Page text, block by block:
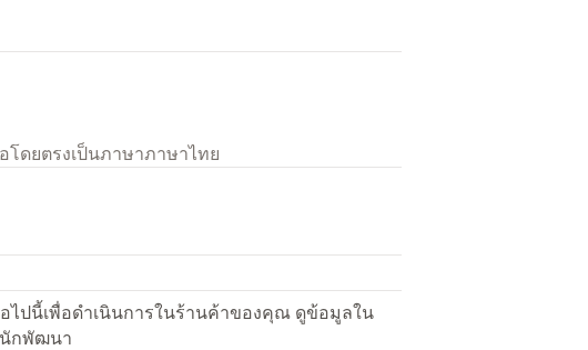
ดยตรงเป็นภาษาภาษาไทย
ไปนี้เพื่อดำเนินการในร้านค้าของคุณ ดูข้อมูลใน
กพัฒนา